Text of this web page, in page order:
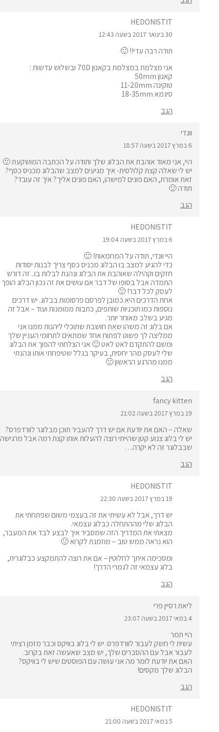
HEDONISTIT
30 בינואר 2017 בשעה 12:43
תודה רבה עדי!! 🙂
אני מצלמת במצלמת בקאנון 70D ובשלוש עדשות :
קאנון 50mm
טוקינה 11-20mm
סיגמא 18-35mm
הגב
וונדי
6 במרץ 2017 בשעה 18:57
היי, אני מאוד אוהבת את הבלוג שלך ותודה על הכתבה המושקעת 🙂
יש לי שאלה קצת קלולסית- איך מגיעים למצב שהבלוג מכניס כסף?
זאת אומרת, האם פונים למישהו, האם פונים אליך? איך זה עובד?
תודה 🙂
הגב
HEDONISTIT
6 במרץ 2017 בשעה 19:04
היי וונדי, תודה על המחמאות! 🙂
כדי להגיע למצב בו הבלוג מכניס כסף צריך לבנות יסודות
חזקים וקהילה שאוהבת את הבלוג ונהנת לבלות בו.. זה דורש
התמדה אבל בסופו של דבר אם עושים את זה נכון הבלוג הופך
לעסק לכל דבר! 🙂
אחת הדרכים היא כמובן לפרסם פרסומות בבלוג. יש דרכים
נוספות כמו תוכניות שותפים, כתבות ממומנות ועוד – אבל זה
מגיע בשלב מאוחר יותר.
אם בלוג זה משהו שאת חושבת שתוכלי ליהנות ממנו אני
ממליצה לך פשוט לפתוח אחד שמתאים לתחומי העניין שלך
ומשם להתקדם לאט לאט 🙂 אני הצלחתי להפוך את הבלוג
שלי לעסק מהר יחסית, בעיקר בגלל שטיפחתי אותו ונהנתי
ממנו מהרגע הראשון 🙂
הגב
fancy kitten
19 במרץ 2017 בשעה 21:02
שאלה – האם את יודעת אם יש דרך להעביר תוכן מבלוגר לוורדפרס?
יש לי בלוג צנוע קטן שהייתי רוצה להעלות אותו קצת רמה אבל מרגישה
שבבלוגר זה לא יקרה…
הגב
HEDONISTIT
19 במרץ 2017 בשעה 22:30
יש דרך, אבל לא עשיתי את זה בעצמי משום שפתחתי את
הבלוג שלי מההתחלה כבלוג עצמאי.
מצאתי אתהמדריך הזהשמסביר איך לבצע לבד את המעבר,
הוא נראה ממש טוב – מוזמנת לקרוא 🙂
ומסכימה איתך לחלוטין – אם את רוצה להתמקצע כבלוגרית,
בלוג עצמאי זה לגמרי הדרך!
הגב
ליאת רסיין פרי
4 במאי 2017 בשעה 23:07
היי תמר
עשית לי חשק לעבור לוורדפרס. יש לי בלוג בוויקס וכבר מזמן רציתי
לעבור אבל עם ההסברים שלך, יש מצב שאעשה זאת בקרוב.
האם את יודעת לומר מה אני עושה עם הפוסטים שיש לי בוויקס?
הבלוג שלך מקסים!
הגב
HEDONISTIT
5 במאי 2017 בשעה 21:00